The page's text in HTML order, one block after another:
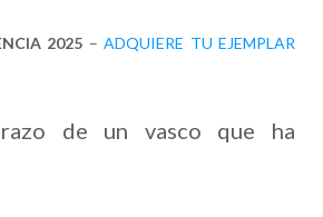
2025 –ADQUIERE TU EJEMPLAR
de un vasco que ha